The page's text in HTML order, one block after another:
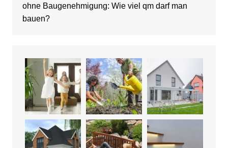
ohne Baugenehmigung: Wie viel qm darf man
bauen?